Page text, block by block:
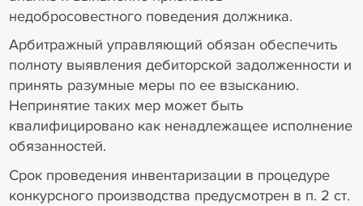
недобросовестного поведения должника.
Арбитражный управляющий обязан обеспечить
полноту выявления дебиторской задолженности и
принять разумные меры по ее взысканию.
Непринятие таких мер может быть
квалифицировано как ненадлежащее исполнение
обязанностей.
Срок проведения инвентаризации в процедуре
конкурсного производства предусмотрен в п. 2 ст.